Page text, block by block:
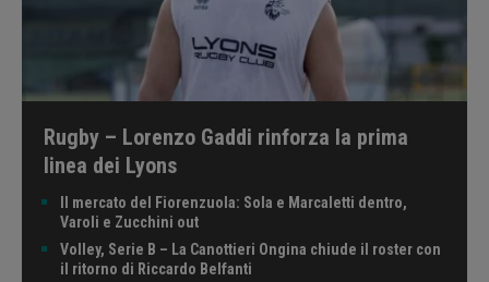
Rugby – Lorenzo Gaddi rinforza la prima
linea dei Lyons
Il mercato del Fiorenzuola: Sola e Marcaletti dentro,
Varoli e Zucchini out
Volley, Serie B – La Canottieri Ongina chiude il roster con
il ritorno di Riccardo Belfanti